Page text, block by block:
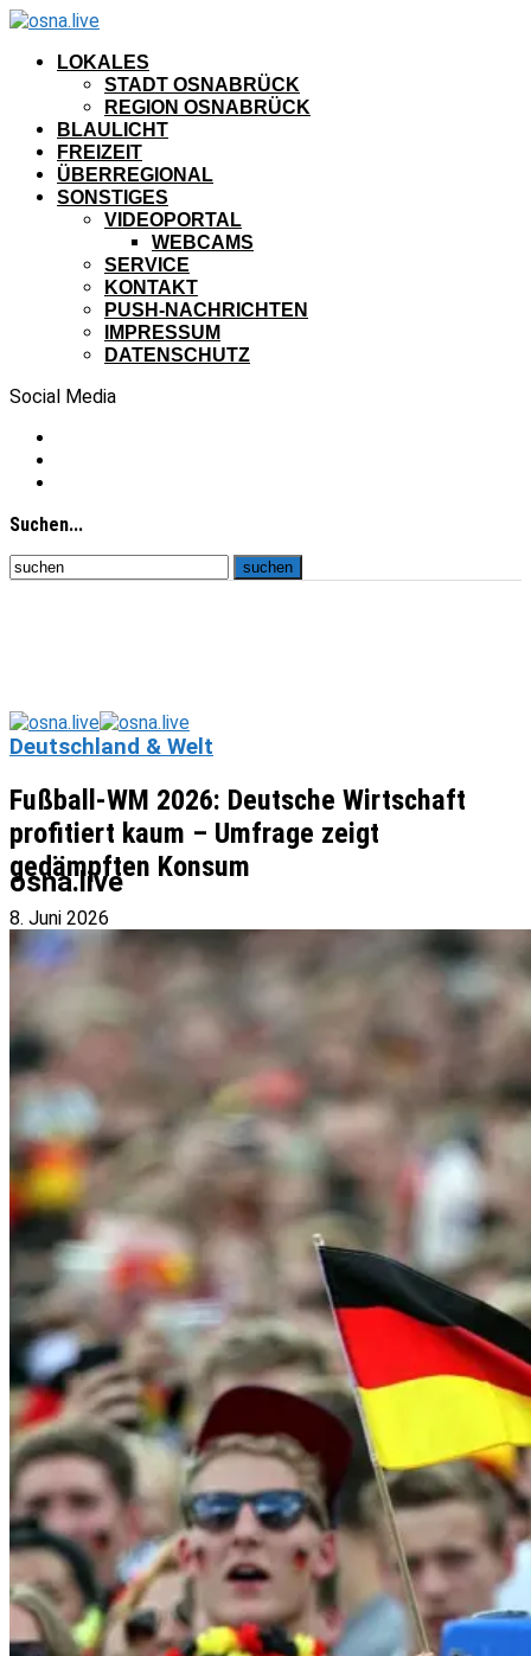
LOKALES
STADT OSNABRÜCK
REGION OSNABRÜCK
BLAULICHT
FREIZEIT
ÜBERREGIONAL
SONSTIGES
VIDEOPORTAL
WEBCAMS
SERVICE
KONTAKT
PUSH-NACHRICHTEN
IMPRESSUM
DATENSCHUTZ
Social Media
Suchen...
osna.live
Deutschland & Welt
Fußball-WM 2026: Deutsche Wirtschaft
profitiert kaum – Umfrage zeigt
gedämpften Konsum
8. Juni 2026